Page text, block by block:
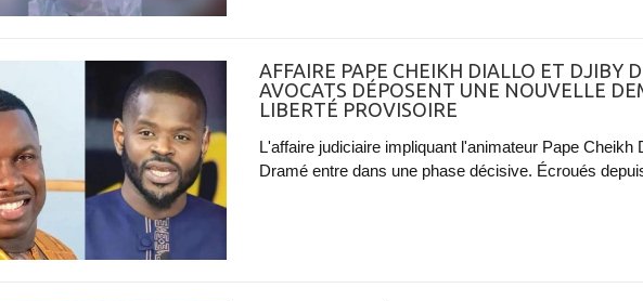
AFFAIRE PAPE CHEIKH DIALLO ET DJIBY
AVOCATS DÉPOSENT UNE NOUVELLE
LIBERTÉ PROVISOIRE
L'affaire judiciaire impliquant l'animateur Pape Cheikh
Dramé entre dans une phase décisive. Écroués